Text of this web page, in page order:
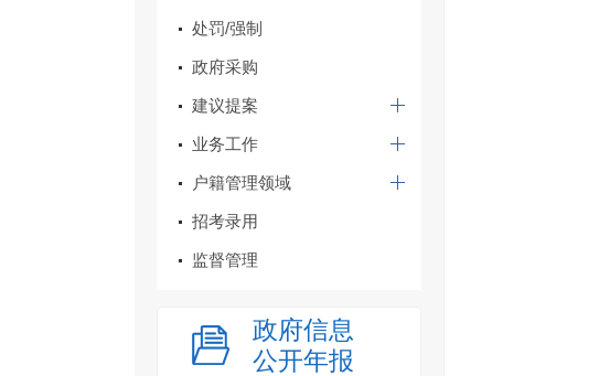
处罚/强制
政府采购
建议提案
业务工作
户籍管理领域
招考录用
监督管理
政府信息
公开年报